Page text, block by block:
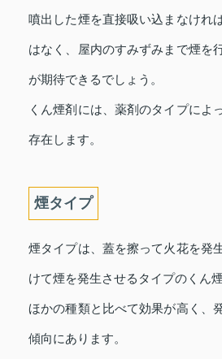
噴出した煙を直接吸い込まなけれ
はなく、屋内のすみずみまで煙を
が期待できるでしょう。
くん煙剤には、薬剤のタイプによ
存在します。
煙タイプ
煙タイプは、蓋を擦って火花を発
けて煙を発生させるタイプのくん煙
ほかの種類と比べて効果が高く、
傾向にあります。